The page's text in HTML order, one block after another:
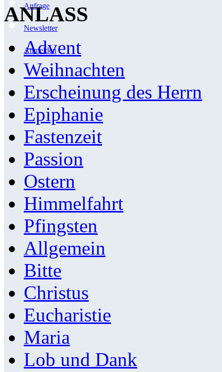
Anfrage
Newsletter
Anmelden
ANLASS
Advent
Weihnachten
Erscheinung des Herrn
Epiphanie
Fastenzeit
Passion
Ostern
Himmelfahrt
Pfingsten
Allgemein
Bitte
Christus
Eucharistie
Maria
Lob und Dank